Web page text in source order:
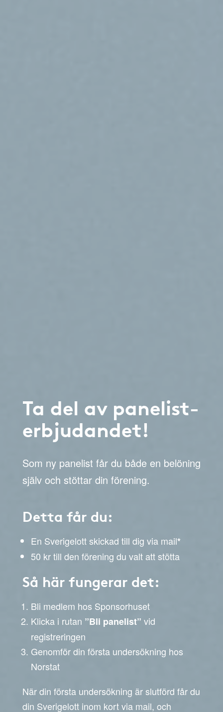
Ta del av panelist-
erbjudandet!
Som ny panelist får du både en belöning
själv och stöttar din förening.
Detta får du:
En Sverigelott skickad till dig via mail*
50 kr till den förening du valt att stötta
Så här fungerar det:
Bli medlem hos Sponsorhuset
Klicka i rutan ”Bli panelist” vid
registreringen
Genomför din första undersökning hos
Norstat
När din första undersökning är slutförd får du
din Sverigelott inom kort via mail, och